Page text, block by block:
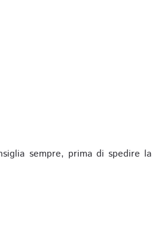
sempre, prima di spedire la